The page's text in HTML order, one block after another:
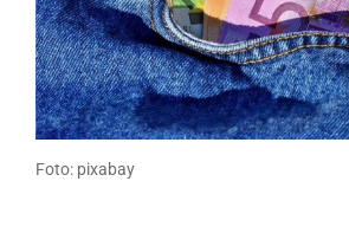
Foto: pixabay